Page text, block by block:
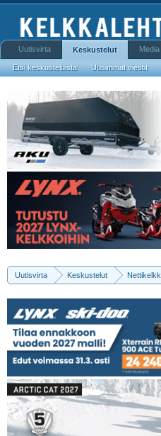
Uutisvirta Keskustelut
Uutisvirta Keskustelut
Etsi keskusteluista Uusimmat viestit
Media